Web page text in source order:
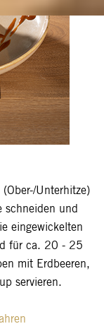
Unterhitze)
schneiden und
eingewickelten
für ca. 20 - 25
mit Erdbeeren,
servieren.